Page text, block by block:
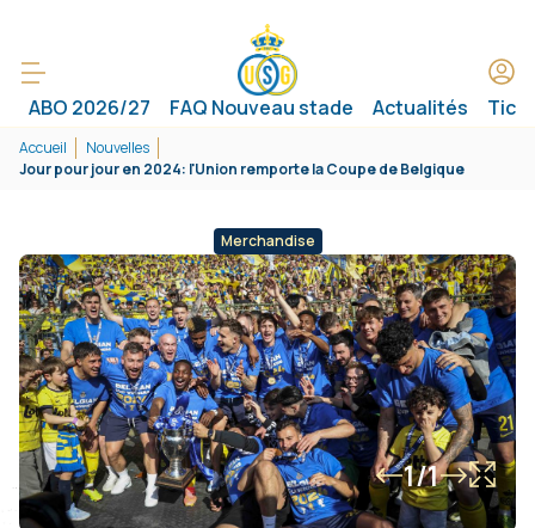
ABO 2026/27 FAQ Nouveau stade Actualités
Accueil
Nouvelles
Jour pour jour en 2024: l'Union remporte la Coupe de Belgique
Merchandise
1/1